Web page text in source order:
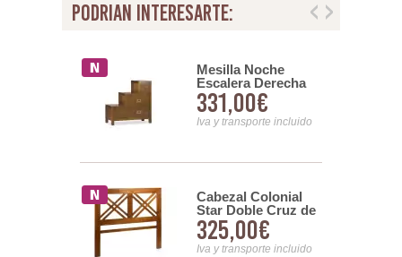
podrian interesarte:
Mesilla Noche
Escalera Derecha
Colonial 4 Cajones
serie Star
331,00€
Iva y transporte incluido
Cabezal Colonial
Star Doble Cruz de
150
325,00€
Iva y transporte incluido